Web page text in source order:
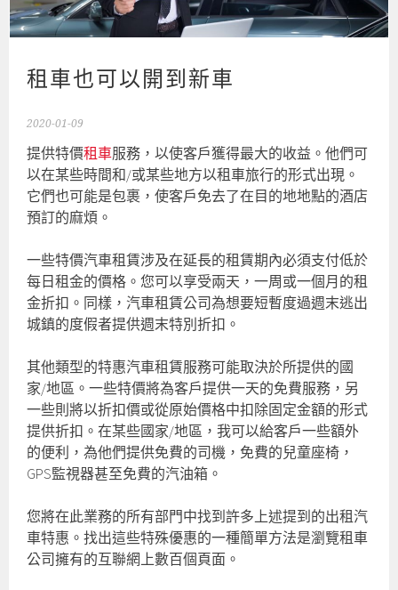
租車也可以開到新車
2020-01-09
提供特價租車服務，以使客戶獲得最大的收益。他們可
以在某些時間和/或某些地方以租車旅行的形式出現。
它們也可能是包裹，使客戶免去了在目的地地點的酒店
預訂的麻煩。
一些特價汽車租賃涉及在延長的租賃期內必須支付低於
每日租金的價格。您可以享受兩天，一周或一個月的租
金折扣。同樣，汽車租賃公司為想要短暫度過週末逃出
城鎮的度假者提供週末特別折扣。
其他類型的特惠汽車租賃服務可能取決於所提供的國
家/地區。一些特價將為客戶提供一天的免費服務，另
一些則將以折扣價或從原始價格中扣除固定金額的形式
提供折扣。在某些國家/地區，我可以給客戶一些額外
的便利，為他們提供免費的司機，免費的兒童座椅，
GPS監視器甚至免費的汽油箱。
您將在此業務的所有部門中找到許多上述提到的出租汽
車特惠。找出這些特殊優惠的一種簡單方法是瀏覽租車
公司擁有的互聯網上數百個頁面。